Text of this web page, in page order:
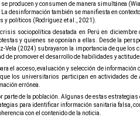
y consumen de manera simultánea
desinformación también se manifiesta en
y políticos (Rodríguez et al., 2021).
sociopolítica desatada en Perú en
y quienes se oponían a ellas. Desde la
(2024) subrayaron la importancia de que
de promover el desarrollo de habilidades y
acceso, evaluación y selección de
los universitarios participan en actividades
errónea.
de la población. Algunas de estas
para identificar información sanitaria falsa,
con el contenido de la noticia.